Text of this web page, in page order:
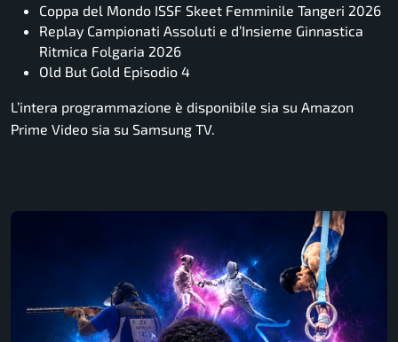
Coppa del Mondo ISSF Skeet Femminile Tangeri 2026
Replay Campionati Assoluti e d’Insieme Ginnastica
Ritmica Folgaria 2026
Old But Gold Episodio 4
L’intera programmazione è disponibile sia su Amazon
Prime Video sia su Samsung TV.